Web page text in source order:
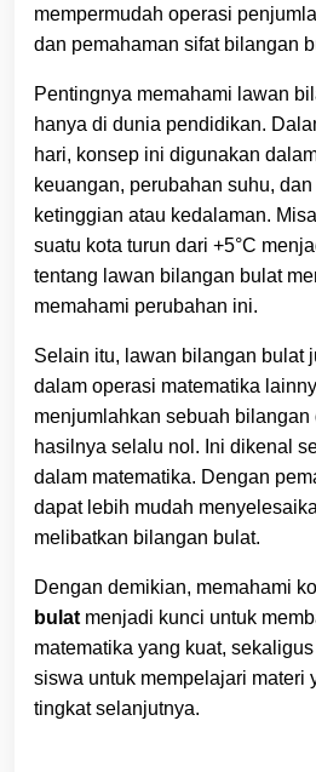
mempermudah operasi
dan pemahaman sifat bilangan
Pentingnya memahami lawan
hanya di dunia pendidikan.
hari, konsep ini digunakan
keuangan, perubahan suhu,
ketinggian atau kedalaman.
suatu kota turun dari +5°C
tentang lawan bilangan bulat
memahami perubahan ini.
Selain itu, lawan bilangan bulat
dalam operasi matematika
menjumlahkan sebuah
hasilnya selalu nol. Ini dikenal
dalam matematika. Dengan
dapat lebih mudah
melibatkan bilangan bulat.
Dengan demikian, memahami
bulat menjadi kunci untuk
matematika yang kuat,
siswa untuk mempelajari materi
tingkat selanjutnya.